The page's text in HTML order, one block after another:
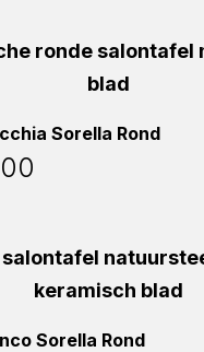
Sorella Rond
Sorella Rond